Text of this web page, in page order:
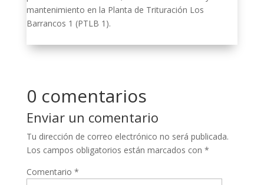
mantenimiento en la Planta de Trituración Los
Barrancos 1 (PTLB 1).
0 comentarios
Enviar un comentario
Tu dirección de correo electrónico no será publicada.
Los campos obligatorios están marcados con *
Comentario *